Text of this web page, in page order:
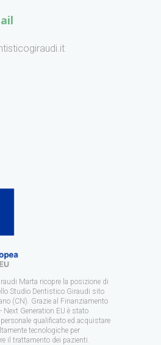
Marta ricopre la posizione di
Studio Dentistico Giraudi sito
(CN). Grazie al Finanziamento
Next Generation EU è stato
qualificato ed acquistare
tecnologiche per
il trattamento dei pazienti.